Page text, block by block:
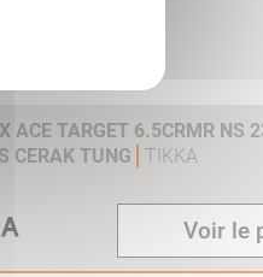
ACE TARGET 6.5CRMR NS
CERAK TUNG
TIKKA
Voir le